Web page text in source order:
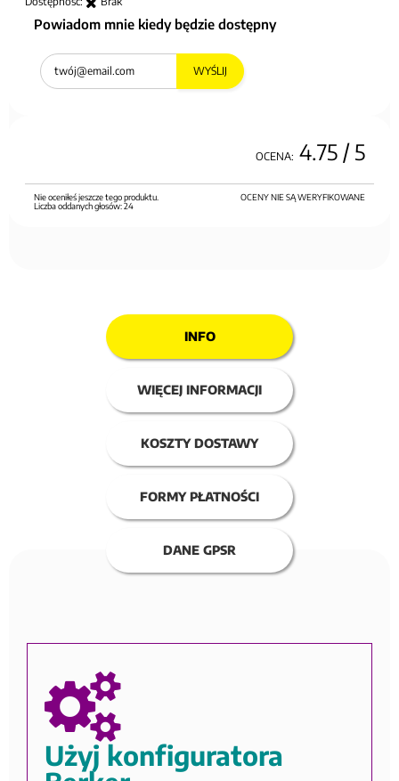
Powiadom mnie kiedy będzie dostępny
WYŚLIJ
OCENA: 4.75 / 5
OCENY NIE SĄ WERYFIKOWANE
Nie oceniłeś jeszcze tego produktu.
Liczba oddanych głosów:24
INFO
WIĘCEJ INFORMACJI
KOSZTY DOSTAWY
FORMY PŁATNOŚCI
DANE GPSR
Użyj konfiguratora